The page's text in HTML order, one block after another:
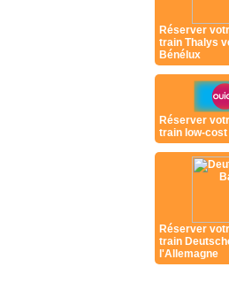
Réserver
train Thalys
Bénélux
Réserver
train low-cost
Réserver
train
l'Allemagne